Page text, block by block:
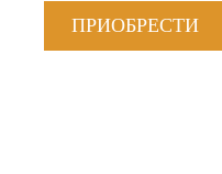
ПРИОБРЕСТИ